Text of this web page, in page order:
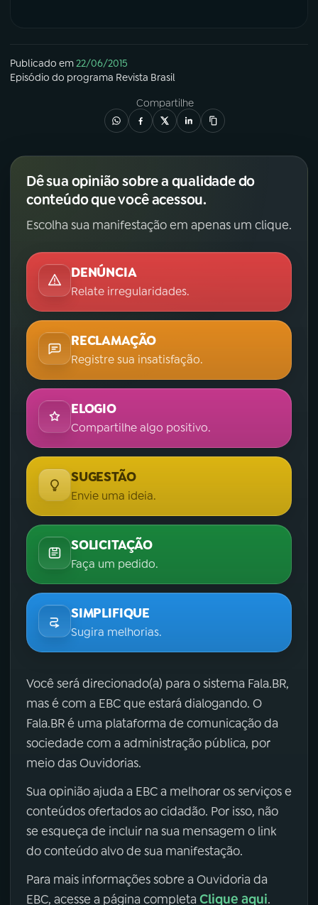
Publicado em22/06/2015
Episódio do programa Revista Brasil
Compartilhe
Dê sua opinião sobre a qualidade do
conteúdo que você acessou.
Escolha sua manifestação em apenas um clique.
DENÚNCIA
Relate irregularidades.
RECLAMAÇÃO
Registre sua insatisfação.
ELOGIO
Compartilhe algo positivo.
SUGESTÃO
Envie uma ideia.
SOLICITAÇÃO
Faça um pedido.
SIMPLIFIQUE
Sugira melhorias.
Você será direcionado(a) para o sistema Fala.BR,
mas é com a EBC que estará dialogando. O
Fala.BR é uma plataforma de comunicação da
sociedade com a administração pública, por
meio das Ouvidorias.
Sua opinião ajuda a EBC a melhorar os serviços e
conteúdos ofertados ao cidadão. Por isso, não
se esqueça de incluir na sua mensagem o link
do conteúdo alvo de sua manifestação.
Para mais informações sobre a Ouvidoria da
EBC, acesse a página completa Clique aqui.